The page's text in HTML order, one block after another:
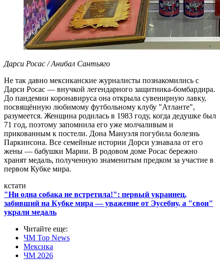
Дарси Росас / Анибал Сантьяго
Не так давно мексиканские журналисты познакомились с
Дарси Росас — внучкой легендарного защитника-бомбардира.
До пандемии коронавируса она открыла сувенирную лавку,
посвящённую любимому футбольному клубу "Атланте",
разумеется. Женщина родилась в 1983 году, когда дедушке был
71 год, поэтому запомнила его уже молчаливым и
прикованным к постели. Дона Мануэля погубила болезнь
Паркинсона. Все семейные истории Дорси узнавала от его
жены — бабушки Марии. В родовом доме Росас бережно
хранят медаль, полученную знаменитым предком за участие в
первом Кубке мира.
кстати
"Ни одна собака не встретила!": первый украинец,
забивший на Кубке мира — уважение от Эусебиу, а "свои"
украли медаль
Читайте еще:
ЧМ Top News
Мексика
ЧМ 2026